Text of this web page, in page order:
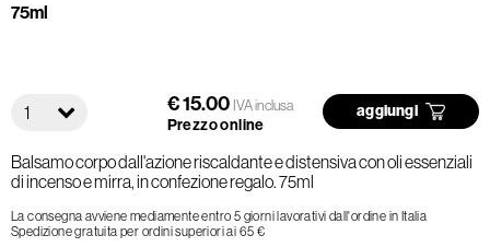
75ml
1 € 15.00 IVA inclusa
Prezzo online
aggiungi
Balsamo corpo dall'azione riscaldante e distensiva con oli essenziali
di incenso e mirra, in confezione regalo. 75ml
La consegna avviene mediamente entro 5 giorni lavorativi dall'ordine in Italia
Spedizione gratuita per ordini superiori ai 65 €